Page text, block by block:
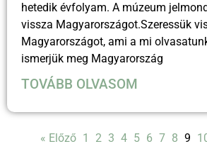
hetedik évfolyam. A múzeum
vissza Magyarországot.Szeressük
Magyarországot, ami a mi
ismerjük meg Magyarország
TOVÁBB OLVASOM
« Előző 1 2 3 4 5 6 7 8 9